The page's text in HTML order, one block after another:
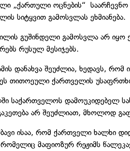
„ქართული ოცნების“
სიტყვით გამოსვლას ეხმიანება.
გუშინდელი გამოსვლა არ
რუსულ მესიჯებს.
დანახვა შეუძლია, ხედავს, რომ
თითოეული ქართველის
საქართველოს დამოუკიდებელ
არ შეუძლიათ, მხოლოდ
ისაა, რომ ქართველი ხალხი
მაფიოზურ რეჟიმს